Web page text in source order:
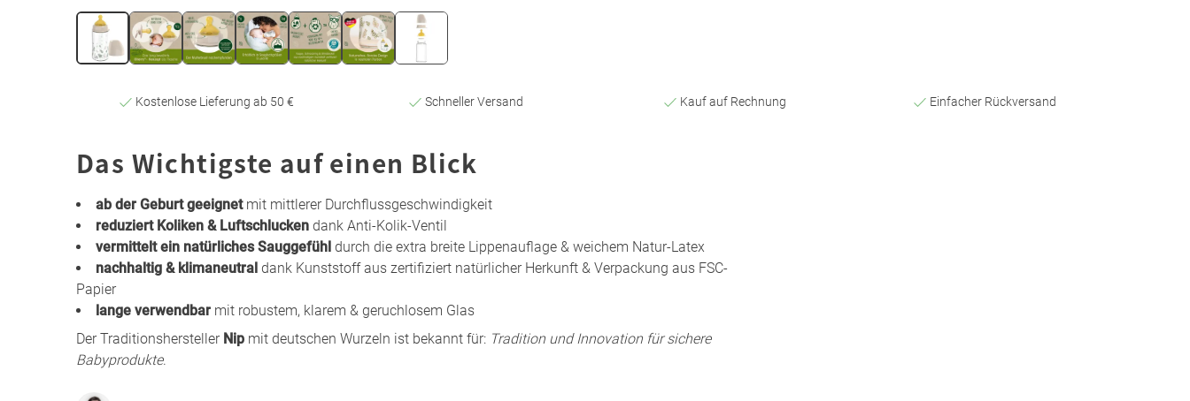
Kostenlose Lieferung ab 50 € Schneller Versand Kauf auf Rechnung Einfacher Rückversand
Das Wichtigste auf einen Blick
ab der Geburt geeignetmit mittlerer Durchflussgeschwindigkeit
reduziert Koliken & Luftschlucken dank Anti-Kolik-Ventil
vermittelt ein natürliches Sauggefühl durch die extra breite Lippenauflage & weichem Natur-Latex
nachhaltig & klimaneutral dank Kunststoff aus zertifiziert natürlicher Herkunft & Verpackung aus FSC-
Papier
lange verwendbar mit robustem, klarem & geruchlosem Glas
Der Traditionshersteller Nip mit deutschen Wurzeln ist bekannt für: Tradition und Innovation für sichere
Babyprodukte.